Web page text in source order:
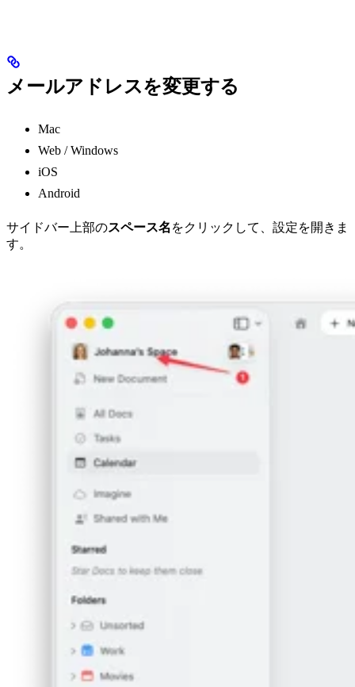
メールアドレスを変更する
Mac
Web / Windows
iOS
Android
サイドバー上部のスペース名 をクリックして、設定を開きま
す。